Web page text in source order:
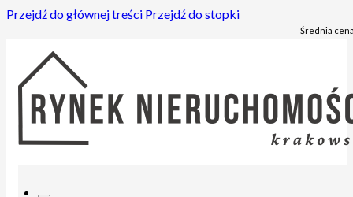
Przejdź do głównej treści Przejdź do stopki
Średnia